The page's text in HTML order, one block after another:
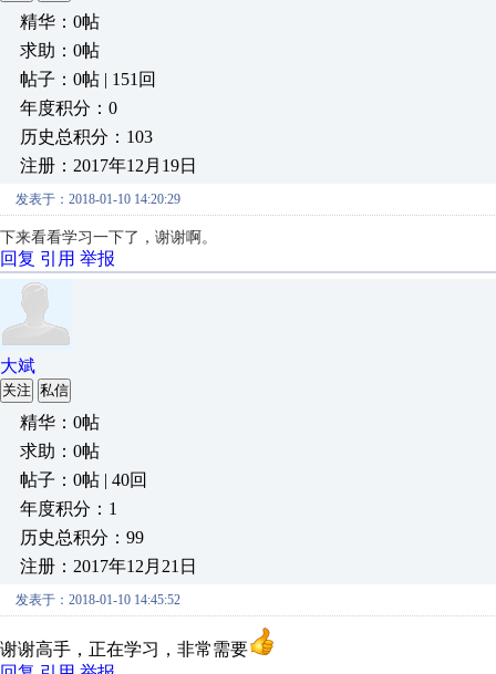
精华：0帖
求助：0帖
帖子：0帖 | 151回
年度积分：0
历史总积分：103
注册：2017年12月19日
发表于：2018-01-10 14:20:29
下来看看学习一下了，谢谢啊。
回复 引用 举报
大斌
关注 私信
精华：0帖
求助：0帖
帖子：0帖 | 40回
年度积分：1
历史总积分：99
注册：2017年12月21日
发表于：2018-01-10 14:45:52
谢谢高手，正在学习，非常需要